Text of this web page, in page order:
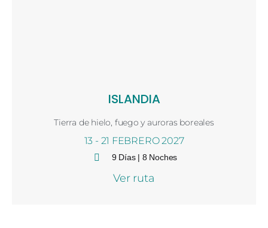
ISLANDIA
Tierra de hielo, fuego y auroras boreales
13 - 21 FEBRERO 2027
9 Días | 8 Noches
Ver ruta